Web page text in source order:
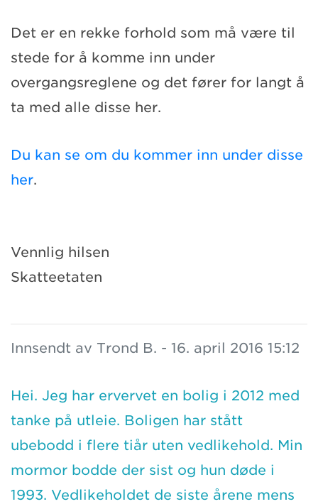
Det er en rekke forhold som må være til
stede for å komme inn under
overgangsreglene og det fører for langt å
ta med alle disse her.
Du kan se om du kommer inn under disse
her.
Vennlig hilsen
Skatteetaten
Innsendt av Trond B. - 16. april 2016 15:12
Hei. Jeg har ervervet en bolig i 2012 med
tanke på utleie. Boligen har stått
ubebodd i flere tiår uten vedlikehold. Min
mormor bodde der sist og hun døde i
1993. Vedlikeholdet de siste årene mens